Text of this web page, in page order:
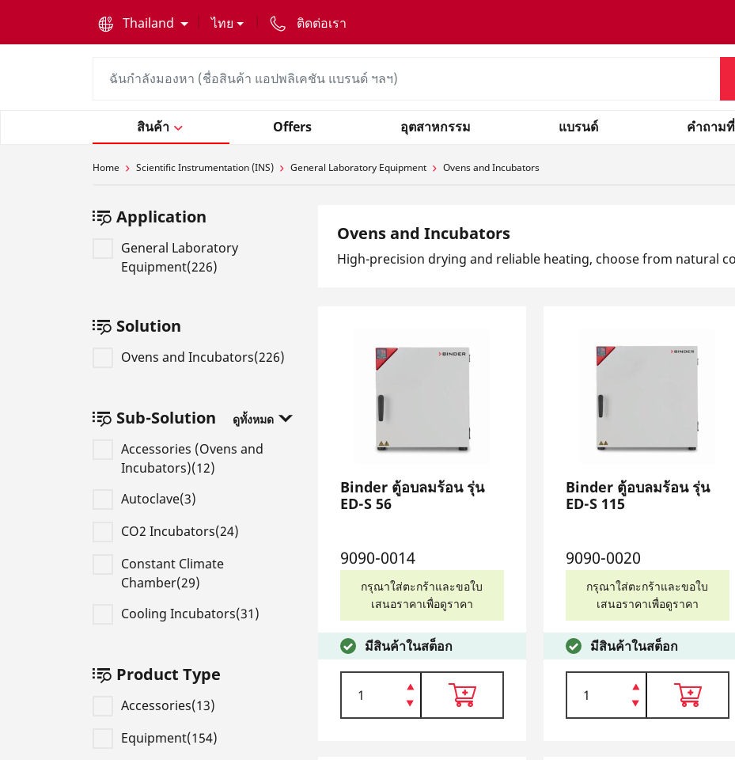
Thailand
ไทย ติดต่อเรา
สินค้า Offers อุตสาหกรรม แบรนด์ คำถาม
Home Scientific Instrumentation (INS) General Laboratory Equipment Ovens and Incubators
Application
General Laboratory
Equipment(226)
Solution
Ovens and Incubators(226)
Sub-Solution ดูทั้งหมด
Accessories (Ovens and
Incubators)(12)
Autoclave(3)
CO2 Incubators(24)
Constant Climate
Chamber(29)
Cooling Incubators(31)
Product Type
Accessories(13)
Equipment(154)
Ovens and Incubators
High-precision drying and reliable heating, choose from natural
Binder ตู้อบลมร้อน รุ่น
ED-S 56
9090-0014
กรุณาใส่ตะกร้าและขอใบ
เสนอราคาเพื่อดูราคา
มีสินค้าในสต็อก
Binder ตู้อบลมร้อน รุ่น
ED-S 115
9090-0020
กรุณาใส่ตะกร้าและขอใบ
เสนอราคาเพื่อดูราคา
มีสินค้าในสต็อก